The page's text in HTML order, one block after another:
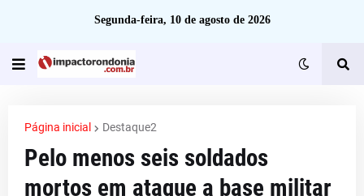
Segunda-feira, 10 de agosto de 2026
Página inicial Destaque2
Pelo menos seis soldados
mortos em ataque a base militar